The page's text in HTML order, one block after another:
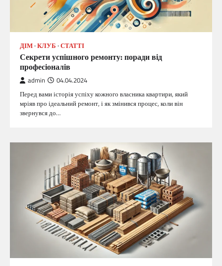
ДІМ КЛУБ СТАТТІ
Секрети успішного ремонту: поради від
професіоналів
admin 04.04.2024
Перед вами історія успіху кожного власника квартири, який
мріяв про ідеальний ремонт, і як змінився процес, коли він
звернувся до…